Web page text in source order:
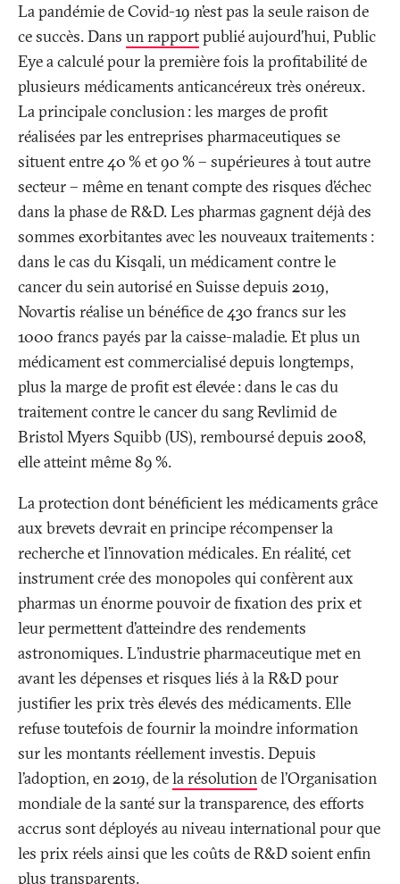
La pandémie de Covid-19 n’est pas la seule raison de
ce succès. Dans un rapportpublié aujourd’hui, Public
Eye a calculé pour la première fois la profitabilité de
plusieurs médicaments anticancéreux très onéreux.
La principale conclusion: les marges de profit
réalisées par les entreprises pharmaceutiques se
situent entre 40% et 90% – supérieures à tout autre
secteur – même en tenant compte des risques d’échec
dans la phase de R&D. Les pharmas gagnent déjà des
sommes exorbitantes avec les nouveaux traitements :
dans le cas du Kisqali, un médicament contre le
cancer du sein autorisé en Suisse depuis 2019,
Novartis réalise un bénéfice de 430 francs sur les
1000 francs payés par la caisse-maladie. Et plus un
médicament est commercialisé depuis longtemps,
plus la marge de profit est élevée: dans le cas du
traitement contre le cancer du sang Revlimid de
Bristol Myers Squibb (US), remboursé depuis 2008,
elle atteint même 89%.
La protection dont bénéficient les médicaments grâce
aux brevets devrait en principe récompenser la
recherche et l’innovation médicales. En réalité, cet
instrument crée des monopoles qui confèrent aux
pharmas un énorme pouvoir de fixation des prix et
leur permettent d’atteindre des rendements
astronomiques. L’industrie pharmaceutique met en
avant les dépenses et risques liés à la R&D pour
justifier les prix très élevés des médicaments. Elle
refuse toutefois de fournir la moindre information
sur les montants réellement investis. Depuis
l’adoption, en 2019, dela résolutionde l’Organisation
mondiale de la santé sur la transparence, des efforts
accrus sont déployés au niveau international pour que
les prix réels ainsi que les coûts de R&D soient enfin
plus transparents.